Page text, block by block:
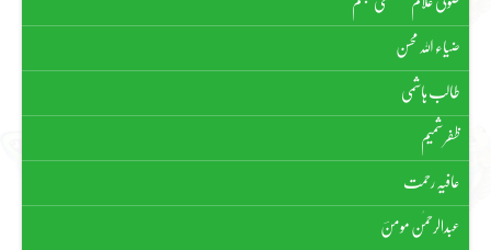
ضیاء اللہ محسن
طالب ہاشمی
ظفر شمیم
عافیہ رحمت
عبدالرحمٰن مومنؔ